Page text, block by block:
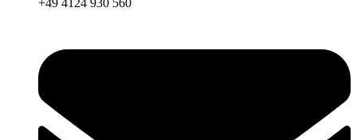
+49 4124 930 560